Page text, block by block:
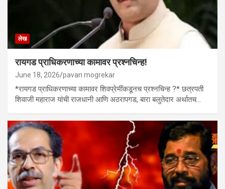
लेख
रायगड प्राधिकरणाच्या कामावर प्रश्नचिन्ह!
June 18, 2026 pavan mogrekar
*रायगड प्राधिकरणाच्या कामावर शिवप्रेमींकडूनच प्रश्नचिन्ह ?* छत्रपती
शिवाजी महाराज यांची राजधानी आणि अठरापगड, बारा बलुतेदार अर्थातच…